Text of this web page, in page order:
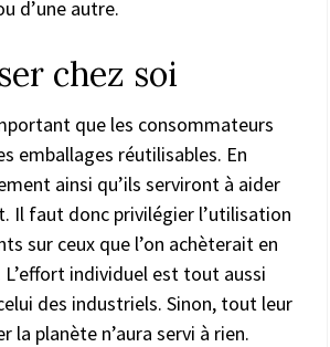
d’une autre.
chez soi
que les consommateurs
emballages réutilisables. En
ainsi qu’ils serviront à aider
Il faut donc privilégier l’utilisation
sur ceux que l’on achèterait en
individuel est tout aussi
des industriels. Sinon, tout leur
la planète n’aura servi à rien.